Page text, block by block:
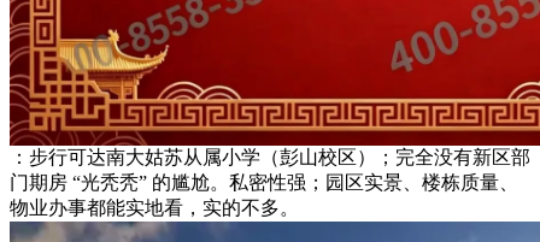
：步行可达南大姑苏从属小学（彭山校区）；完全没有新区部
门期房 “光秃秃” 的尴尬。私密性强；园区实景、楼栋质量、
物业办事都能实地看，实的不多。